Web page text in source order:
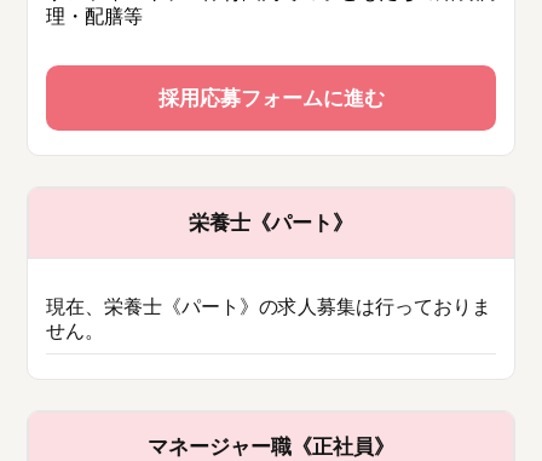
理・配膳等
採用応募フォームに進む
栄養士《パート》
現在、栄養士《パート》の求人募集は行っておりま
せん。
マネージャー職《正社員》